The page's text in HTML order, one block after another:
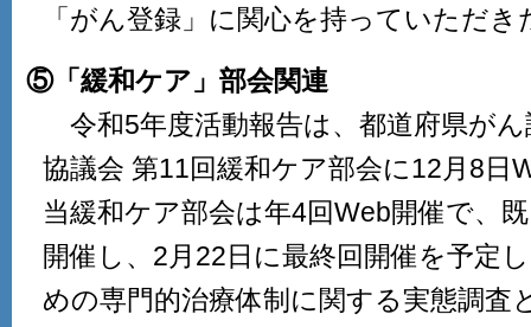
「がん登録」に関心を持っていただき
⑤「緩和ケア」部会関連
令和5年度活動報告は、都道府県が
協議会 第11回緩和ケア部会に12月8日
当緩和ケア部会は年4回Web開催で、
開催し、2月22日に最終回開催を予定
めの専門的治療体制に関する実態調査